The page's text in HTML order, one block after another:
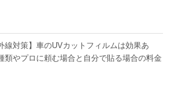
線対策】車のUVカットフィルムは効果あ
類やプロに頼む場合と自分で貼る場合の料金